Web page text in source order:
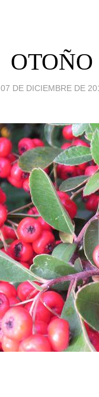
07 DE DICIEMBRE DE